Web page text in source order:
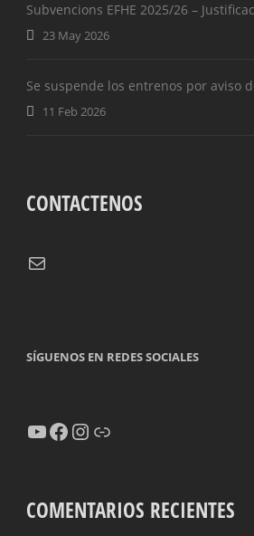
Subvencions EFHE 2025/26 –
23 May 2026
Se suspende los entrenos por aviso
11 Feb 2026
CONTACTENOS
Correo electrónico
SÍGUENOS EN REDES SOCIALES
YouTube
Facebook
Instagram
Enlace
COMENTARIOS RECIENTES